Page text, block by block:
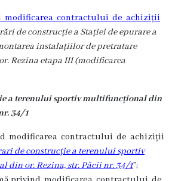
modificarea contractului de achiziții
de construcție a Stației de epurare a
instalațiilor de pretratare
Rezina etapa III (modificarea
a terenului sportiv multifuncțional din
34/1
modificarea contractului de achiziții
de construcție a terenului sportiv
din or. Rezina, str. Păcii nr. 34/1”;